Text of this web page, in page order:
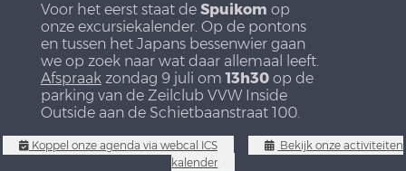
Voor het eerst staat de Spuikom op
onze excursiekalender. Op de pontons
en tussen het Japans bessenwier gaan
we op zoek naar wat daar allemaal leeft.
Afspraakzondag 9 juli om13h30op de
parking van de Zeilclub VVW Inside
Outside aan de Schietbaanstraat 100.
Koppel onze agenda via webcal ICS
Bekijk onze activiteiten
kalender